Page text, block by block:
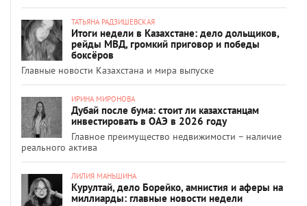
ТАТЬЯНА РАДЗИШЕВСКАЯ
Итоги недели в Казахстане: дело дольщиков,
рейды МВД, громкий приговор и победы
боксёров
Главные новости Казахстана и мира выпуске
ИРИНА МИРОНОВА
Дубай после бума: стоит ли казахстанцам
инвестировать в ОАЭ в 2026 году
Главное преимущество недвижимости – наличие
реального актива
ЛИЛИЯ МАНЬШИНА
Курултай, дело Борейко, амнистия и аферы на
миллиарды: главные новости недели